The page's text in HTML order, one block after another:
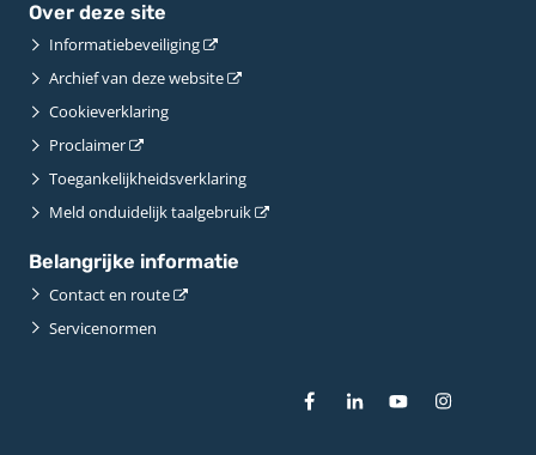
Over deze site
Informatiebeveiliging
Archief van deze website
Cookieverklaring
Proclaimer
Toegankelijkheidsverklaring
Meld onduidelijk taalgebruik
Belangrijke informatie
Contact en route
Servicenormen